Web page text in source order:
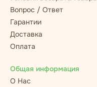
Вопрос / Ответ
Гарантии
Доставка
Оплата
Общая информация
О Нас